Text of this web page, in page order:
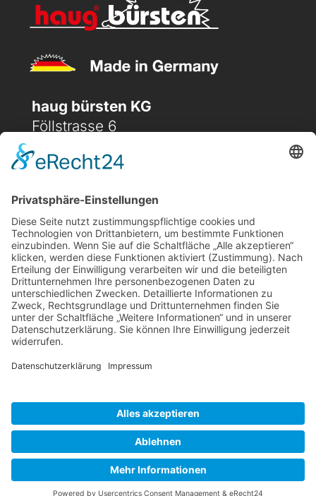
haug bürsten KG
Föllstrasse 6
D-86343 Königsbrunn
 (+49) 08231 / 96 30 96
 office@haugbuersten.de
Weitere Seiten
Hygienesortiment
Haushaltssortiment
Ansprechpartner
Jobs
haug® bürsten KG • 2026 |Impressum
Datenschutz
| AGB | Vertrag widerrufen